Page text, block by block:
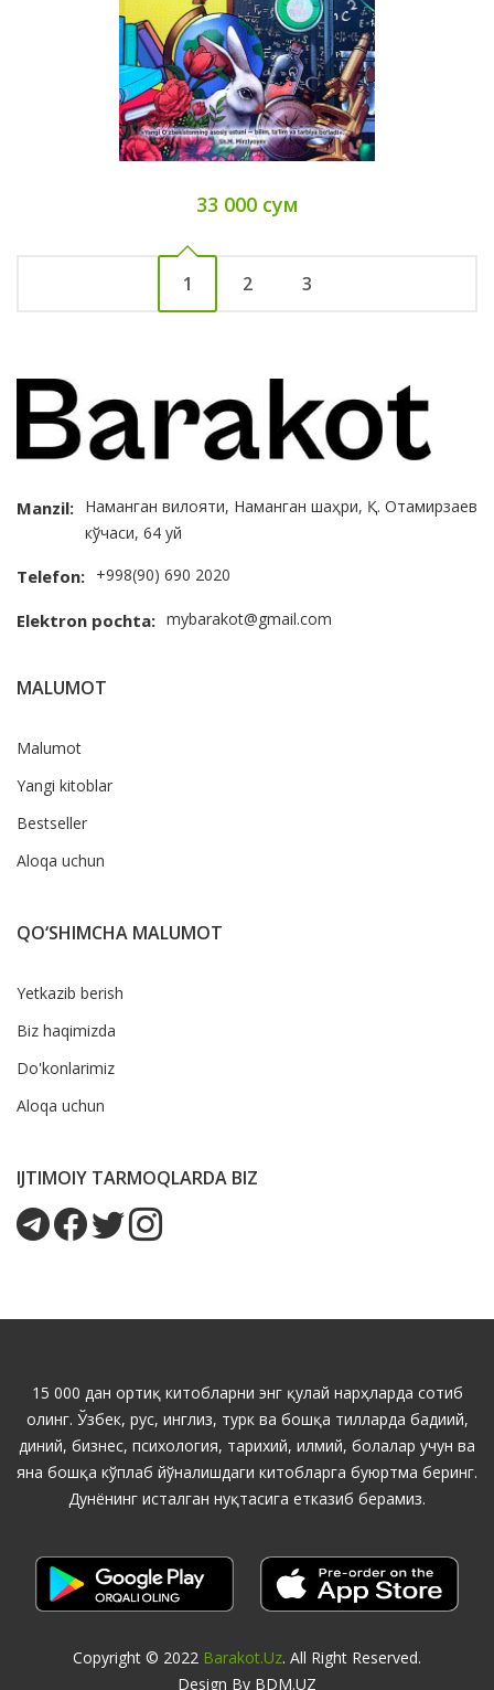
33 000 сум
1 2 3
Manzil: Наманган вилояти, Наманган шаҳри, Қ. Отамирзаев
кўчаси, 64 уй
Telefon: +998(90) 690 2020
Elektron pochta: mybarakot@gmail.com
MALUMOT
Malumot
Yangi kitoblar
Bestseller
Aloqa uchun
QO‘SHIMCHA MALUMOT
Yetkazib berish
Biz haqimizda
Do'konlarimiz
Aloqa uchun
IJTIMOIY TARMOQLARDA BIZ
15 000 дан ортиқ китобларни энг қулай нарҳларда сотиб
олинг. Ўзбек, рус, инглиз, турк ва бошқа тилларда бадиий,
диний, бизнес, психология, тарихий, илмий, болалар учун ва
яна бошқа кўплаб йўналишдаги китобларга буюртма беринг.
Дунёнинг исталган нуқтасига етказиб берамиз.
Copyright © 2022 Barakot.uz. All Right Reserved.
Design By BDM.UZ